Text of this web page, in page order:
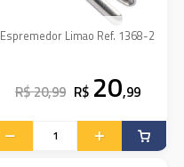
Espremedor Limao Ref. 1368-2
R$ 20,99 R$ 20,99